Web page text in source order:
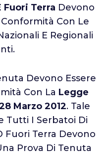
Fuori Terra Devono
Con Le
E Regionali
Devono Essere
Con La Legge
Marzo 2012. Tale
Tutti I Serbatoi Di
Fuori Terra Devono
Prova Di Tenuta